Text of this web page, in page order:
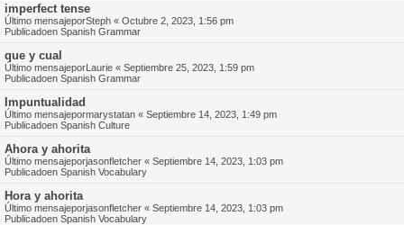
imperfect tense
Último mensajeporSteph « Octubre 2, 2023, 1:56 pm
Publicadoen Spanish Grammar
que y cual
Último mensajeporLaurie « Septiembre 25, 2023, 1:59 pm
Publicadoen Spanish Grammar
Impuntualidad
Último mensajepormarystatan « Septiembre 14, 2023, 1:49 pm
Publicadoen Spanish Culture
Ahora y ahorita
Último mensajeporjasonfletcher « Septiembre 14, 2023, 1:03 pm
Publicadoen Spanish Vocabulary
Hora y ahorita
Último mensajeporjasonfletcher « Septiembre 14, 2023, 1:03 pm
Publicadoen Spanish Vocabulary